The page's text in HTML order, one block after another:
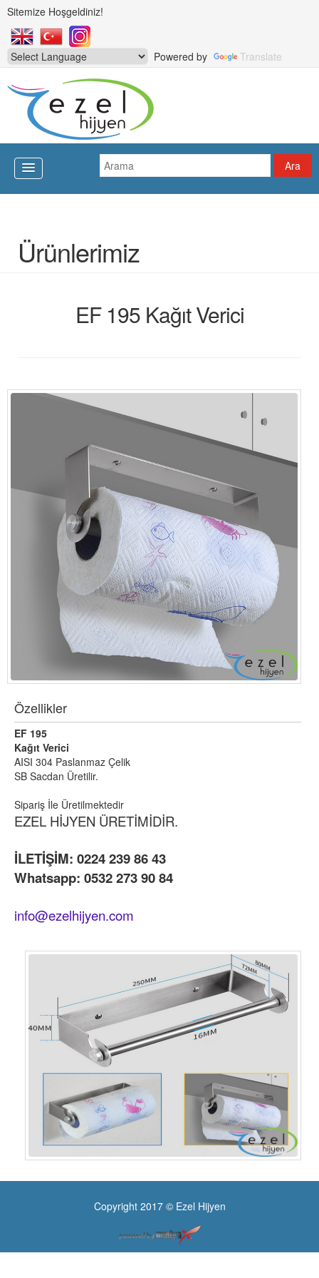
Sitemize Hoşgeldiniz!
Powered by Translate
Ürünlerimiz
EF 195 Kağıt Verici
Özellikler
EF 195
Kağıt Verici
AISI 304 Paslanmaz Çelik
SB Sacdan Üretilir.
Sipariş İle Üretilmektedir
EZEL HİJYEN ÜRETİMİDİR.
İLETİŞİM: 0224 239 86 43
Whatsapp: 0532 273 90 84
info@ezelhijyen.com
Copyright 2017 © Ezel Hijyen